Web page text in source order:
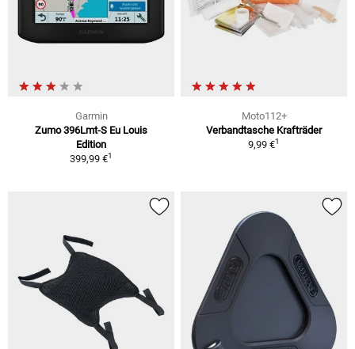
Garmin
Zumo 396Lmt-S Eu Louis
Edition
399,99 €1
Moto112+
Verbandtasche Krafträder
9,99 €1